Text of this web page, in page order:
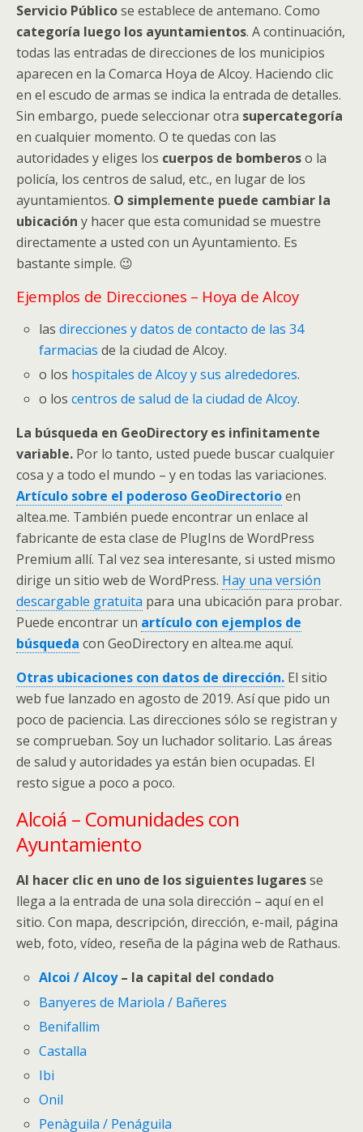
Servicio Públicose establece de antemano. Como
categoría luego los ayuntamientos. A continuación,
todas las entradas de direcciones de los municipios
aparecen en la Comarca Hoya de Alcoy. Haciendo clic
en el escudo de armas se indica la entrada de detalles.
Sin embargo, puede seleccionar otra supercategoría
en cualquier momento. O te quedas con las
autoridades y eliges los cuerpos de bomberoso la
policía, los centros de salud, etc., en lugar de los
ayuntamientos. O simplemente puede cambiar la
ubicación y hacer que esta comunidad se muestre
directamente a usted con un Ayuntamiento. Es
bastante simple. 😉
Ejemplos de Direcciones – Hoya de Alcoy
lasdirecciones y datos de contacto de las 34
farmacias de la ciudad de Alcoy.
o los hospitales de Alcoy y sus alrededores.
o loscentros de salud de la ciudad de Alcoy.
La búsqueda en GeoDirectory es infinitamente
variable. Por lo tanto, usted puede buscar cualquier
cosa y a todo el mundo – y en todas las variaciones.
Artículo sobre el poderoso GeoDirectorioen
altea.me. También puede encontrar un enlace al
fabricante de esta clase de PlugIns de WordPress
Premium allí. Tal vez sea interesante, si usted mismo
dirige un sitio web de WordPress. Hay una versión
descargable gratuita para una ubicación para probar.
Puede encontrar un artículo con ejemplos de
búsqueda con GeoDirectory en altea.me aquí.
Otras ubicaciones con datos de dirección. El sitio
web fue lanzado en agosto de 2019. Así que pido un
poco de paciencia. Las direcciones sólo se registran y
se comprueban. Soy un luchador solitario. Las áreas
de salud y autoridades ya están bien ocupadas. El
resto sigue a poco a poco.
Alcoiá – Comunidades con
Ayuntamiento
Al hacer clic en uno de los siguientes lugaresse
llega a la entrada de una sola dirección – aquí en el
sitio. Con mapa, descripción, dirección, e-mail, página
web, foto, vídeo, reseña de la página web de Rathaus.
Alcoi / Alcoy– la capital del condado
Banyeres de Mariola / Bañeres
Benifallim
Castalla
Ibi
Onil
Penàguila / Penáguila